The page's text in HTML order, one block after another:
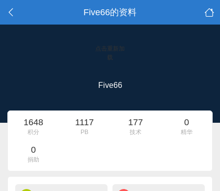
Five66的资料
点击重新加
载
Five66
1648
积分
1117
PB
177
技术
0
精华
0
捐助